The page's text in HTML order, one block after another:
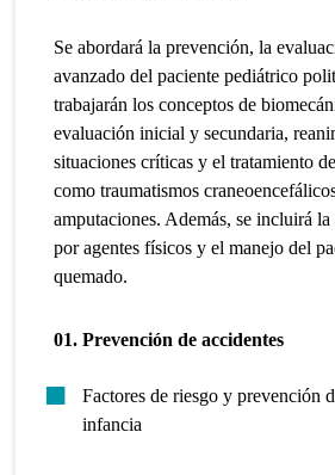
Se abordará la prevención, la
avanzado del paciente pediátrico
trabajarán los conceptos de
evaluación inicial y secundaria,
situaciones críticas y el tratamiento
como traumatismos
amputaciones. Además, se incluirá
por agentes físicos y el manejo del
quemado.
01. Prevención de accidentes
Factores de riesgo y prevención
infancia